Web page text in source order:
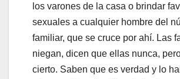
los varones de la casa o brindar
sexuales a cualquier hombre del
familiar, que se cruce por ahí. Las
niegan, dicen que ellas nunca,
cierto. Saben que es verdad y lo